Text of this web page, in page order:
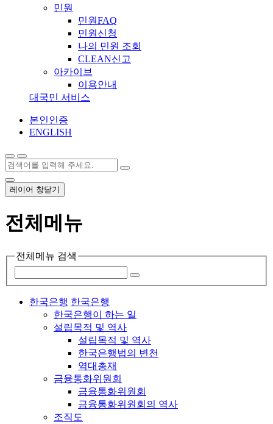
민원
민원FAQ
민원신청
나의 민원 조회
CLEAN신고
아카이브
이용안내
대국민 서비스
본인인증
ENGLISH
레이어 창닫기
전체메뉴
전체메뉴 검색
한국은행 한국은행
한국은행이 하는 일
설립목적 및 역사
설립목적 및 역사
한국은행법의 변천
역대총재
금융통화위원회
금융통화위원회
금융통화위원회의 역사
조직도